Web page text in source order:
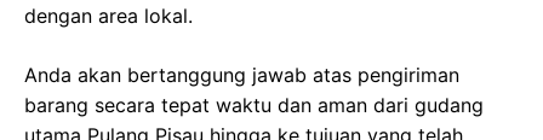
dengan area lokal.
Anda akan bertanggung jawab atas pengiriman
barang secara tepat waktu dan aman dari gudang